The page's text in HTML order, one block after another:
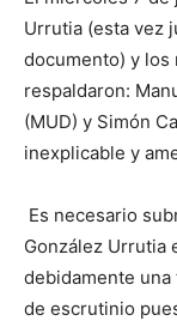
Urrutia (esta vez
documento) y
respaldaron:
(MUD) y Simón
inexplicable y
Es necesario
González Urrutia
debidamente una
de escrutinio